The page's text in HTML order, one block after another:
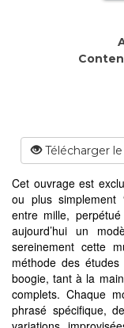
Télécharger
Cet ouvrage est
ou plus simplement
entre mille,
aujourd’hui un
sereinement cette
méthode des
boogie, tant à la
complets. Chaque
phrasé spécifique,